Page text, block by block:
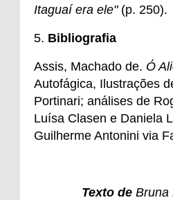
Itaguaí era ele"(p. 250).
5. Bibliografia
Assis, Machado de. Ó
Autofágica, Ilustrações
Portinari; análises de
Luísa Clasen e Daniela
Guilherme Antonini via
Texto de Bruna